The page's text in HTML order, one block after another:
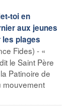
toi en
aux jeunes
les plages
Fides) - «
le Saint Père
Patinoire de
mouvement